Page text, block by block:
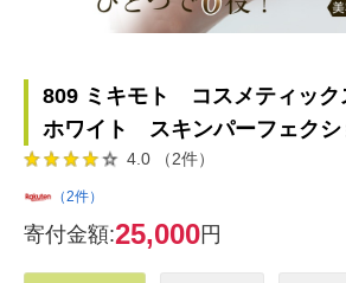
809 ミキモト コスメティッ
ホワイト スキンパーフェク
4.0 （2件）
（2件）
寄付金額:25,000円